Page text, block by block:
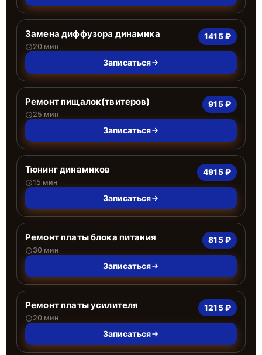
Замена диффузора динамика
20 мин
1415 ₽
Записаться
Ремонт пищалок(твитеров)
25 мин
915 ₽
Записаться
Тюнинг динамиков
15 мин
4915 ₽
Записаться
Ремонт платы блока питания
30 мин
815 ₽
Записаться
Ремонт платы усилителя
20 мин
1215 ₽
Записаться